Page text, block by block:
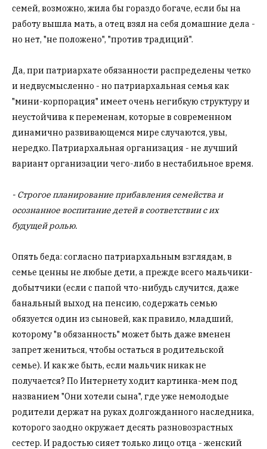
семей, возможно, жила бы гораздо богаче, если бы на
работу вышла мать, а отец взял на себя домашние дела -
но нет, "не положено", "против традиций".
Да, при патриархате обязанности распределены четко
и недвусмысленно - но патриархальная семья как
"мини-корпорация" имеет очень негибкую структуру и
неустойчива к переменам, которые в современном
динамично развивающемся мире случаются, увы,
нередко. Патриархальная организация - не лучший
вариант организации чего-либо в нестабильное время.
- Строгое планирование прибавления семейства и
осознанное воспитание детей в соответствии с их
будущей ролью.
Опять беда: согласно патриархальным взглядам, в
семье ценны не любые дети, а прежде всего мальчики-
добытчики (если с папой что-нибудь случится, даже
банальный выход на пенсию, содержать семью
обязуется один из сыновей, как правило, младший,
которому "в обязанность" может быть даже вменен
запрет жениться, чтобы остаться в родительской
семье). И как же быть, если мальчик никак не
получается? По Интернету ходит картинка-мем под
названием "Они хотели сына", где уже немолодые
родители держат на руках долгожданного наследника,
которого заодно окружает десять разновозрастных
сестер. И радостью сияет только лицо отца - женский